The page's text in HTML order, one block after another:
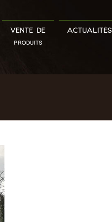
VENTE DE
PRODUITS
ACTUALITÉS